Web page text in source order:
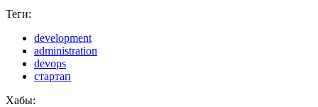
Теги:
development
administration
devops
стартап
Хабы: